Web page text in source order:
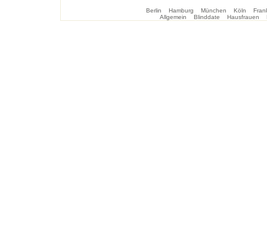
Berlin Hamburg München Köln
Allgemein
Blinddate Hausfrauen